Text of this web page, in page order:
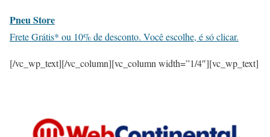
Pneu Store
Frete Grátis* ou 10% de desconto. Você escolhe, é só clicar.
[/vc_wp_text][/vc_column][vc_column width=”1/4″][vc_wp_text]